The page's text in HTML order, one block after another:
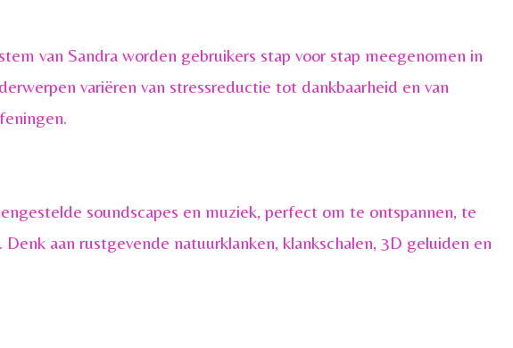
van Sandra worden gebruikers stap voor stap meegenomen in
variëren van stressreductie tot dankbaarheid en van
soundscapes en muziek, perfect om te ontspannen, te
aan rustgevende natuurklanken, klankschalen, 3D geluiden en